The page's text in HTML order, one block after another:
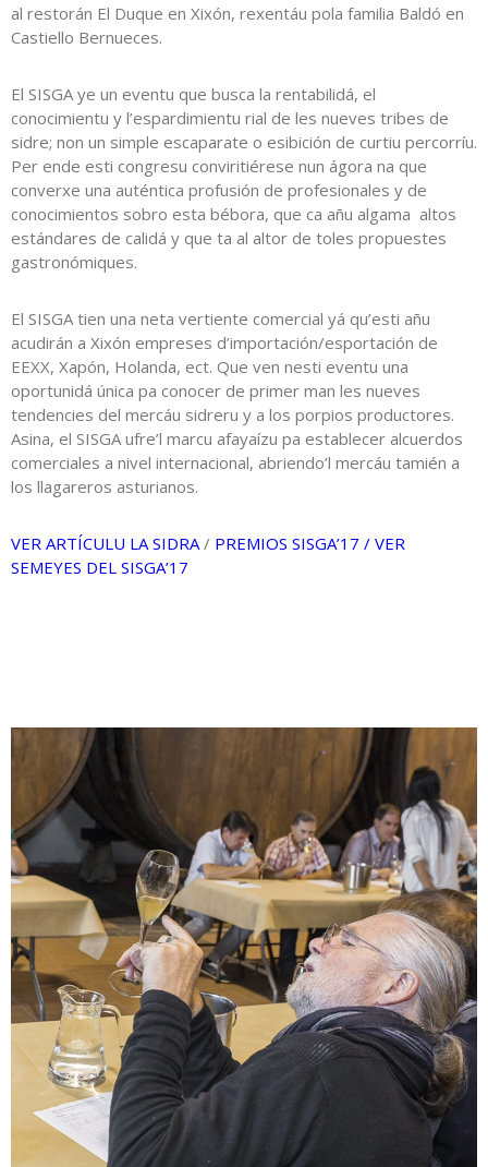
al restorán El Duque en Xixón, rexentáu pola familia Baldó en
Castiello Bernueces.
El SISGA ye un eventu que busca la rentabilidá, el
conocimientu y l’espardimientu rial de les nueves tribes de
sidre; non un simple escaparate o esibición de curtiu percorríu.
Per ende esti congresu conviritiérese nun ágora na que
converxe una auténtica profusión de profesionales y de
conocimientos sobro esta bébora, que ca añu algama altos
estándares de calidá y que ta al altor de toles propuestes
gastronómiques.
El SISGA tien una neta vertiente comercial yá qu’esti añu
acudirán a Xixón empreses d’importación/esportación de
EEXX, Xapón, Holanda, ect. Que ven nesti eventu una
oportunidá única pa conocer de primer man les nueves
tendencies del mercáu sidreru y a los porpios productores.
Asina, el SISGA ufre’l marcu afayaízu pa establecer alcuerdos
comerciales a nivel internacional, abriendo’l mercáu tamién a
los llagareros asturianos.
VER ARTÍCULU LA SIDRA/ PREMIOS SISGA’17 / VER
SEMEYES DEL SISGA’17